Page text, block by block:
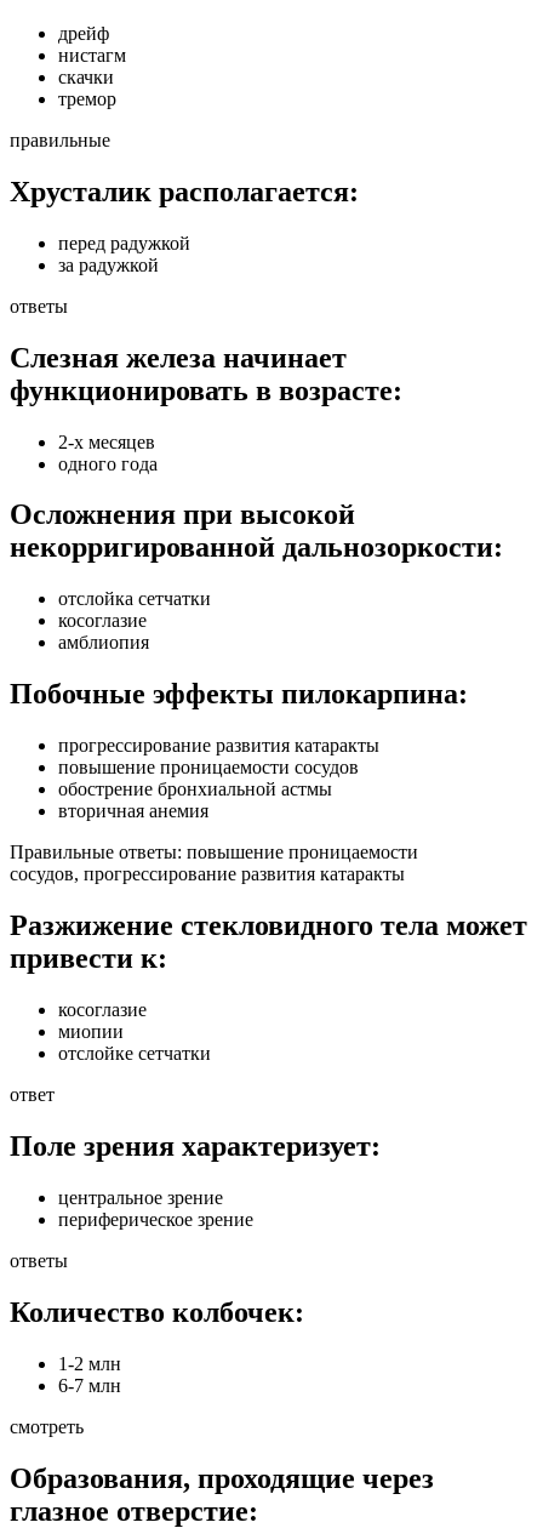
дрейф
нистагм
скачки
тремор
правильные
Хрусталик располагается:
перед радужкой
за радужкой
ответы
Слезная железа начинает
функционировать в возрасте:
2-х месяцев
одного года
Осложнения при высокой
некорригированной дальнозоркости:
отслойка сетчатки
косоглазие
амблиопия
Побочные эффекты пилокарпина:
прогрессирование развития катаракты
повышение проницаемости сосудов
обострение бронхиальной астмы
вторичная анемия
Правильные ответы: повышение проницаемости
сосудов, прогрессирование развития катаракты
Разжижение стекловидного тела может
привести к:
косоглазие
миопии
отслойке сетчатки
ответ
Поле зрения характеризует:
центральное зрение
периферическое зрение
ответы
Количество колбочек:
1-2 млн
6-7 млн
смотреть
Образования, проходящие через
глазное отверстие: